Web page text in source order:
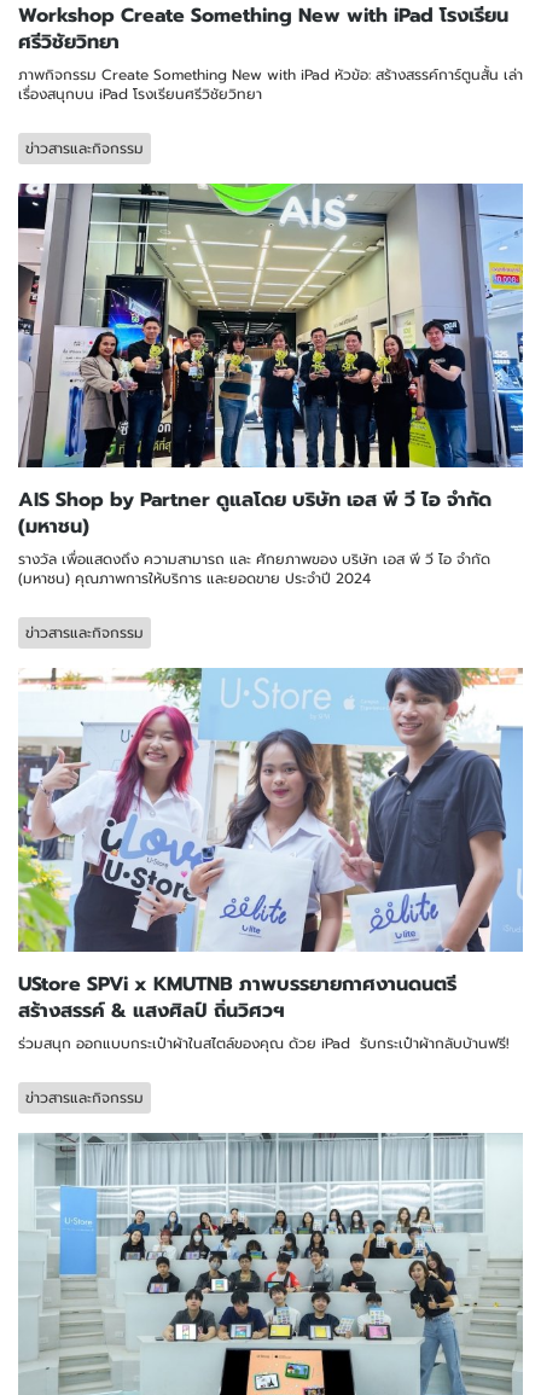
Workshop Create Something New with iPad โรงเรียน
ศรีวิชัยวิทยา
ภาพกิจกรรม Create Something New with iPad หัวข้อ: สร้างสรรค์การ์ตูนสั้น เล่า
เรื่องสนุกบน iPad โรงเรียนศรีวิชัยวิทยา
ข่าวสารและกิจกรรม
AIS Shop by Partner ดูแลโดย บริษัท เอส พี วี ไอ จำกัด
(มหาชน)
รางวัล เพื่อแสดงถึง ความสามารถ และ ศักยภาพของ บริษัท เอส พี วี ไอ จำกัด
(มหาชน) คุณภาพการให้บริการ และยอดขาย ประจำปี 2024
ข่าวสารและกิจกรรม
UStore SPVi x KMUTNB ภาพบรรยายกาศงานดนตรี
สร้างสรรค์ & แสงศิลป์ ถิ่นวิศวฯ
ร่วมสนุก ออกแบบกระเป๋าผ้าในสไตล์ของคุณ ด้วย iPad รับกระเป๋าผ้ากลับบ้านฟรี!
ข่าวสารและกิจกรรม